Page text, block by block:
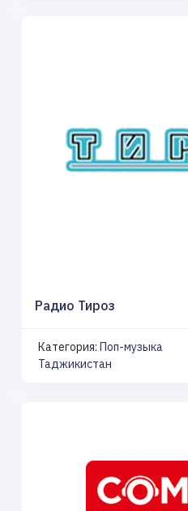
Радио Тироз
Категория: Поп-музыка
Таджикистан